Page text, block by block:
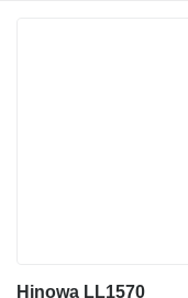
Hinowa LL1570